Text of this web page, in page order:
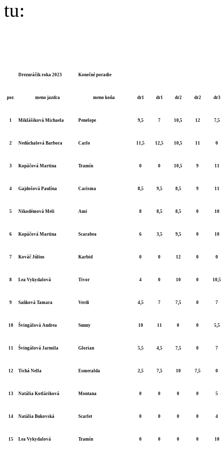
tu:
Drezuráčik roka 2023 Konečné poradie
por. meno jazdca meno koňa dr1 dr1 dr2 dr2 dr3
1 Miklášiková Michaela Penelope 9,5 7 10,5 12 7,5
2 Nedúchalová Barbora Carlo 11,5 12,5 10,5 11 0
3 Kopáčová Martina Tramín 0 0 10,5 9 11
4 Gajdošová Paulína Carisma 8,5 9,5 8,5 9 11
5 Nikodémová Meli Ami 8 8,5 8,5 0 10
6 Kopáčová Martina Scarabea 6 3,5 9,5 0 10
7 Kováč Július Karbid 0 0 12 0 0
8 Lea Vykydalová Tivor 4 0 10 0 10,5
9 Saňková Tamara Verdi 4,5 7 7,5 0 7
10 Švingálová Andrea Sunny 10 11 0 0 5,5
11 Švingálová Jarmila Glorian 5,5 4,5 7,5 0 7
12 Tichá Nella Esmeralda 2,5 7,5 10 7,5 0
13 Natália Kotláriková Montana 0 0 0 0 5
14 Natália Bukovská Scarlet 0 0 0 0 4
15 Lea Vykydalová Tramín 0 0 0 0 10